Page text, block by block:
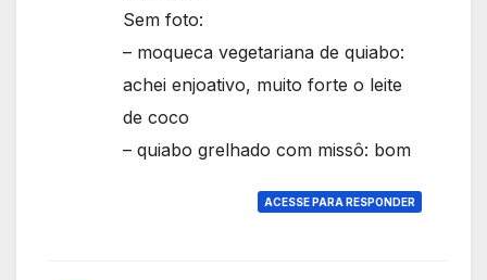
Sem foto:
– moqueca vegetariana de quiabo:
achei enjoativo, muito forte o leite
de coco
– quiabo grelhado com missô: bom
ACESSE PARA RESPONDER